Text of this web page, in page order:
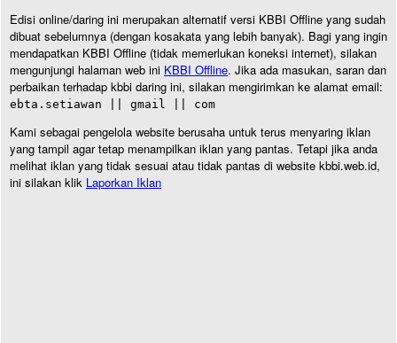
Edisi online/daring ini merupakan alternatif versi KBBI Offline yang sudah
dibuat sebelumnya (dengan kosakata yang lebih banyak). Bagi yang ingin
mendapatkan KBBI Offline (tidak memerlukan koneksi internet), silakan
mengunjungi halaman web ini KBBI Offline. Jika ada masukan, saran dan
perbaikan terhadap kbbi daring ini, silakan mengirimkan ke alamat email:
ebta.setiawan || gmail || com
Kami sebagai pengelola website berusaha untuk terus menyaring iklan
yang tampil agar tetap menampilkan iklan yang pantas. Tetapi jika anda
melihat iklan yang tidak sesuai atau tidak pantas di website kbbi.web.id,
ini silakan klik Laporkan Iklan